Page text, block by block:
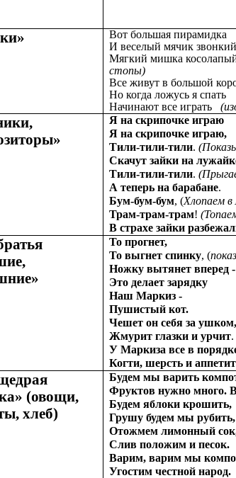
Вот большая
И веселый мячик
Мягкий мишка
стопы)
Все живут в большой
Но когда ложусь я спать
Начинают все играть
Я на скрипочке играю
Я на скрипочке играю,
Тили-тили-тили.
Скачут зайки на
Тили-тили-тили.
А теперь на барабане.
Бум-бум-бум, (Хлопаем в
Трам-трам-трам!
В страхе зайки
То прогнет,
То выгнет спинку, (
Ножку вытянет вперед -
Это делает зарядку
Наш Маркиз -
Пушистый кот.
Чешет он себя за ушком,
Жмурит глазки и урчит.
У Маркиза все в
Когти, шерсть и аппетит
(овощи,
хлеб)
Будем мы варить
Фруктов нужно много.
Будем яблоки крошить,
Грушу будем мы рубить,
Отожмем
Слив положим и песок.
Варим, варим мы
Угостим честной народ.